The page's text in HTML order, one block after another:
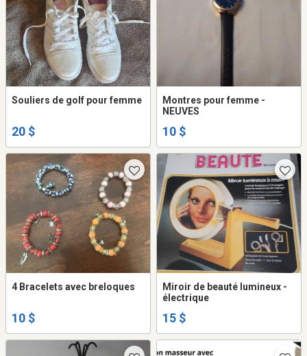
Souliers de golf pour femme
20 $
Montres pour femme -
NEUVES
10 $
4 Bracelets avec breloques
10 $
Miroir de beauté lumineux -
électrique
15 $